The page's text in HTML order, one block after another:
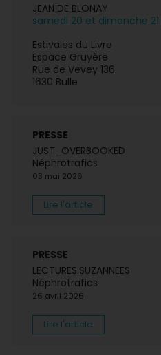
JEAN DE BLONAY
samedi 20 et dimanche 21
Estivales du Livre
Espace Gruyère
Rue de Vevey 136
1630 Bulle
PRESSE
JUST_OVERBOOKED
Néphrotrafics
03 mai 2026
Lire l'article
PRESSE
LECTURES.SUZANNEES
Néphrotrafics
26 avril 2026
Lire l'article